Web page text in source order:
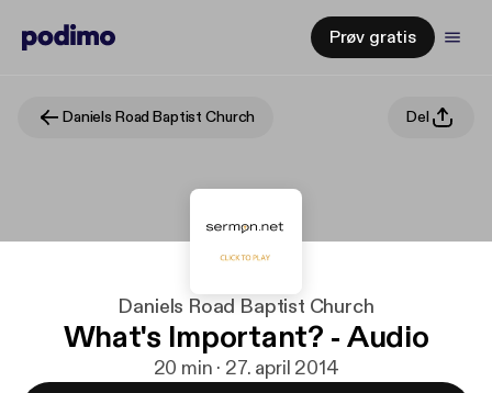
Prøv gratis
Daniels Road Baptist Church Del
Daniels Road Baptist Church
What's Important? - Audio
20 min · 27. april 2014